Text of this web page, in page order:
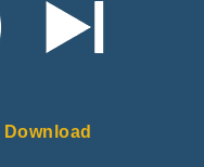
Download